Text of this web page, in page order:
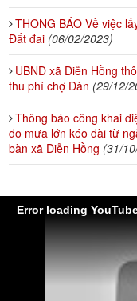
THÔNG BÁO Về việc
Đất đai (06/02/2023)
UBND xã Diễn Hồng
thu phí chợ Dàn (29/12/
Thông báo công khai
do mưa lớn kéo dài từ
bàn xã Diễn Hồng (31/
Error loading